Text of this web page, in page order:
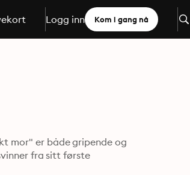
Logg inn Kom i gang nå
mor" er både gripende og
fra sitt første